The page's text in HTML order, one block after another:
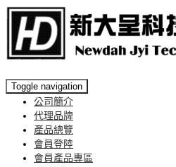
Toggle navigation
公司簡介
代理品牌
產品總覽
會員登陸
會員產品專區